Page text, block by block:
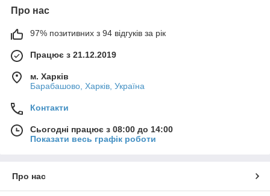
основи тонші, ніж нитки качка та скручені вдвічі. Це робить
візерунок габардину рельєфним.
Про нас
97% позитивних з 94 відгуків за рік
Працює з 21.12.2019
м. Харків
Барабашово, Харків, Україна
Контакти
Сьогодні працює з 08:00 до 14:00
Показати весь графік роботи
Про нас